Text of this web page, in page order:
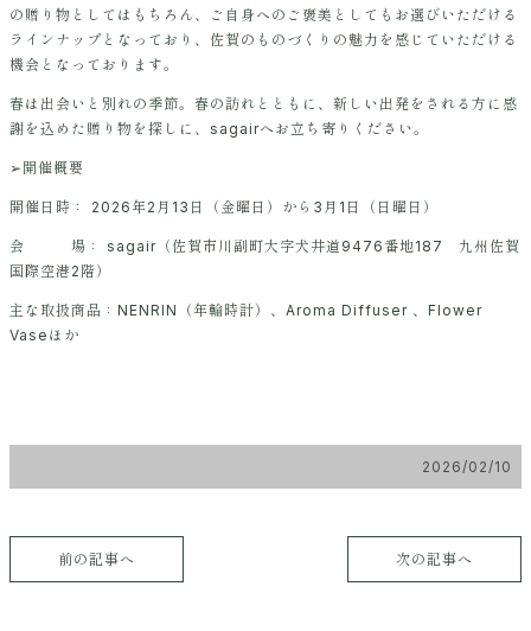
の贈り物としてはもちろん、ご自身へのご褒美としてもお選びいただける
ラインナップとなっており、佐賀のものづくりの魅力を感じていただける
機会となっております。
春は出会いと別れの季節。春の訪れとともに、新しい出発をされる方に感
謝を込めた贈り物を探しに、sagairへお立ち寄りください。
➢開催概要
開催日時： 2026年2月13日（金曜日）から3月1日（日曜日）
会 場： sagair（佐賀市川副町大字犬井道9476番地187 九州佐賀
国際空港2階）
主な取扱商品：NENRIN（年輪時計）、Aroma Diffuser 、Flower
Vaseほか
2026/02/10
前の記事へ 次の記事へ